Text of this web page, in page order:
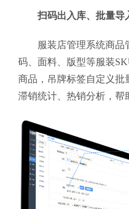
扫码出入库、批量导
服装店管理系统商品
码、面料、版型等服装
商品，吊牌标签自定义批
滞销统计、热销分析，帮